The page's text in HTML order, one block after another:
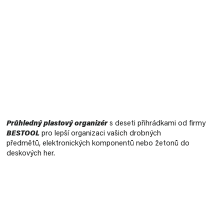
Průhledný plastový organizérs deseti přihrádkami od firmy
BESTOOL pro lepší organizaci vašich drobných
předmětů, elektronických komponentů nebo žetonů do
deskových her.